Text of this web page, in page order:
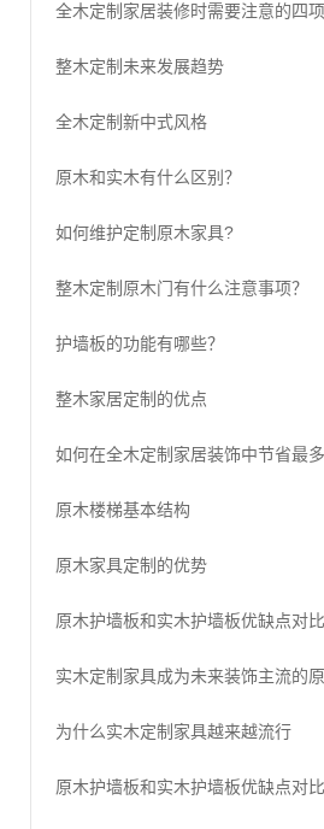
全木定制家居装修时需要注意的四项
整木定制未来发展趋势
全木定制新中式风格
原木和实木有什么区别？
如何维护定制原木家具?
整木定制原木门有什么注意事项？
护墙板的功能有哪些？
整木家居定制的优点
如何在全木定制家居装饰中节省最
原木楼梯基本结构
原木家具定制的优势
原木护墙板和实木护墙板优缺点对比
实木定制家具成为未来装饰主流的
为什么实木定制家具越来越流行
原木护墙板和实木护墙板优缺点对比